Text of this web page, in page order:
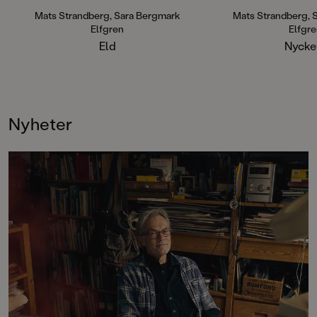
sedan starten och hittar ständigt
nya fans. Sammanlagt har böckerna
sålt i en miljon exemplar världen
Mats Strandberg, Sara Bergmark
Elfgren
Eld
Mats Strandberg,
Nyheter